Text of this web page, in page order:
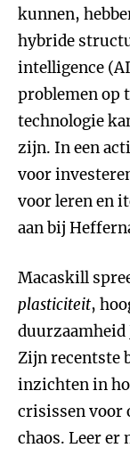
kunnen,
hybride
intelligence
problemen op
technologie
zijn. In een
voor
voor leren en
aan bij
Macaskill
plasticiteit,
duurzaamheid
Zijn recentste
inzichten in
crisissen voor
chaos. Leer er